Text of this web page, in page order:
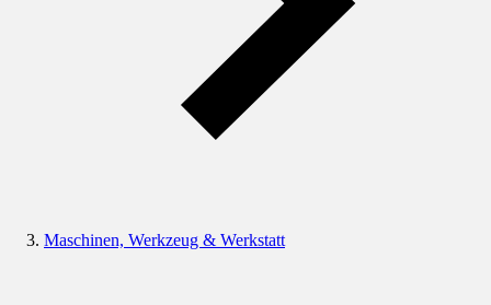
Maschinen, Werkzeug & Werkstatt